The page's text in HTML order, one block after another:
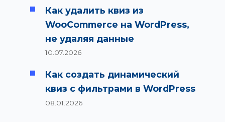
Как удалить квиз из
WooCommerce на WordPress,
не удаляя данные
10.07.2026
Как создать динамический
квиз с фильтрами в WordPress
08.01.2026